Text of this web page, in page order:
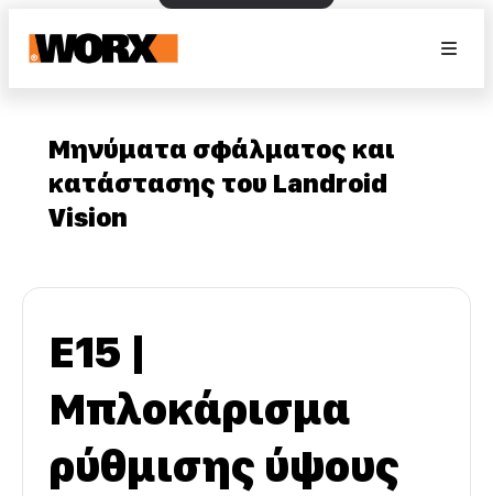
Μηνύματα σφάλματος και
κατάστασης του Landroid
Vision
E15 |
Μπλοκάρισμα
ρύθμισης ύψους